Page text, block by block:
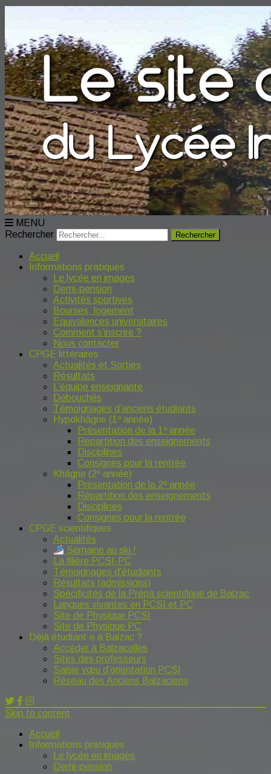
MENU
Rechercher
Accueil
Informations pratiques
Le lycée en images
Demi-pension
Activités sportives
Bourses, logement
Equivalences universitaires
Comment s’inscrire ?
Nous contacter
CPGE littéraires
Actualités et Sorties
Résultats
L’équipe enseignante
Débouchés
Témoignages d’anciens étudiants
Hypokhâgne (1º année)
Présentation de la 1º année
Répartition des enseignements
Disciplines
Consignes pour la rentrée
Khâgne (2º année)
Présentation de la 2º année
Répartition des enseignements
Disciplines
Consignes pour la rentrée
CPGE scientifiques
Actualités
Semaine au ski !
La filière PCSI-PC
Témoignages d’étudiants
Résultats (admissions)
Spécificités de la Prépa scientifique de Balzac
Langues vivantes en PCSI et PC
Site de Physique PCSI
Site de Physique PC
Déjà étudiant·e à Balzac ?
Accéder à Balzacolles
Sites des professeurs
Saisie vœu d’orientation PCSI
Réseau des Anciens Balzaciens
Skip to content
Accueil
Informations pratiques
Le lycée en images
Demi-pension